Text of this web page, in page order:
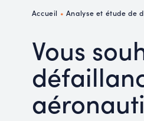
Accueil • Analyse et étude de
Vous